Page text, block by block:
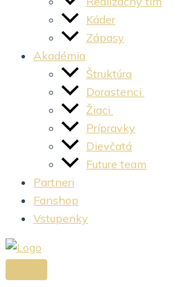
Káder
Zápasy
Akadémia
Štruktúra
Dorastenci
Žiaci
Prípravky
Dievčatá
Future team
Partneri
Fanshop
Vstupenky